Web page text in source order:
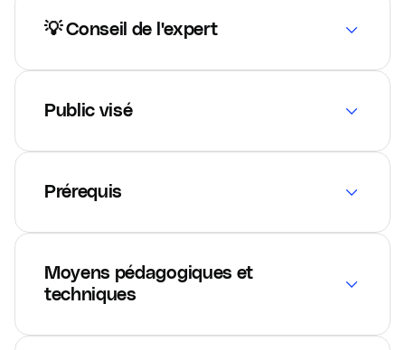
💡 Conseil de l'expert
Public visé
Prérequis
Moyens pédagogiques et
techniques